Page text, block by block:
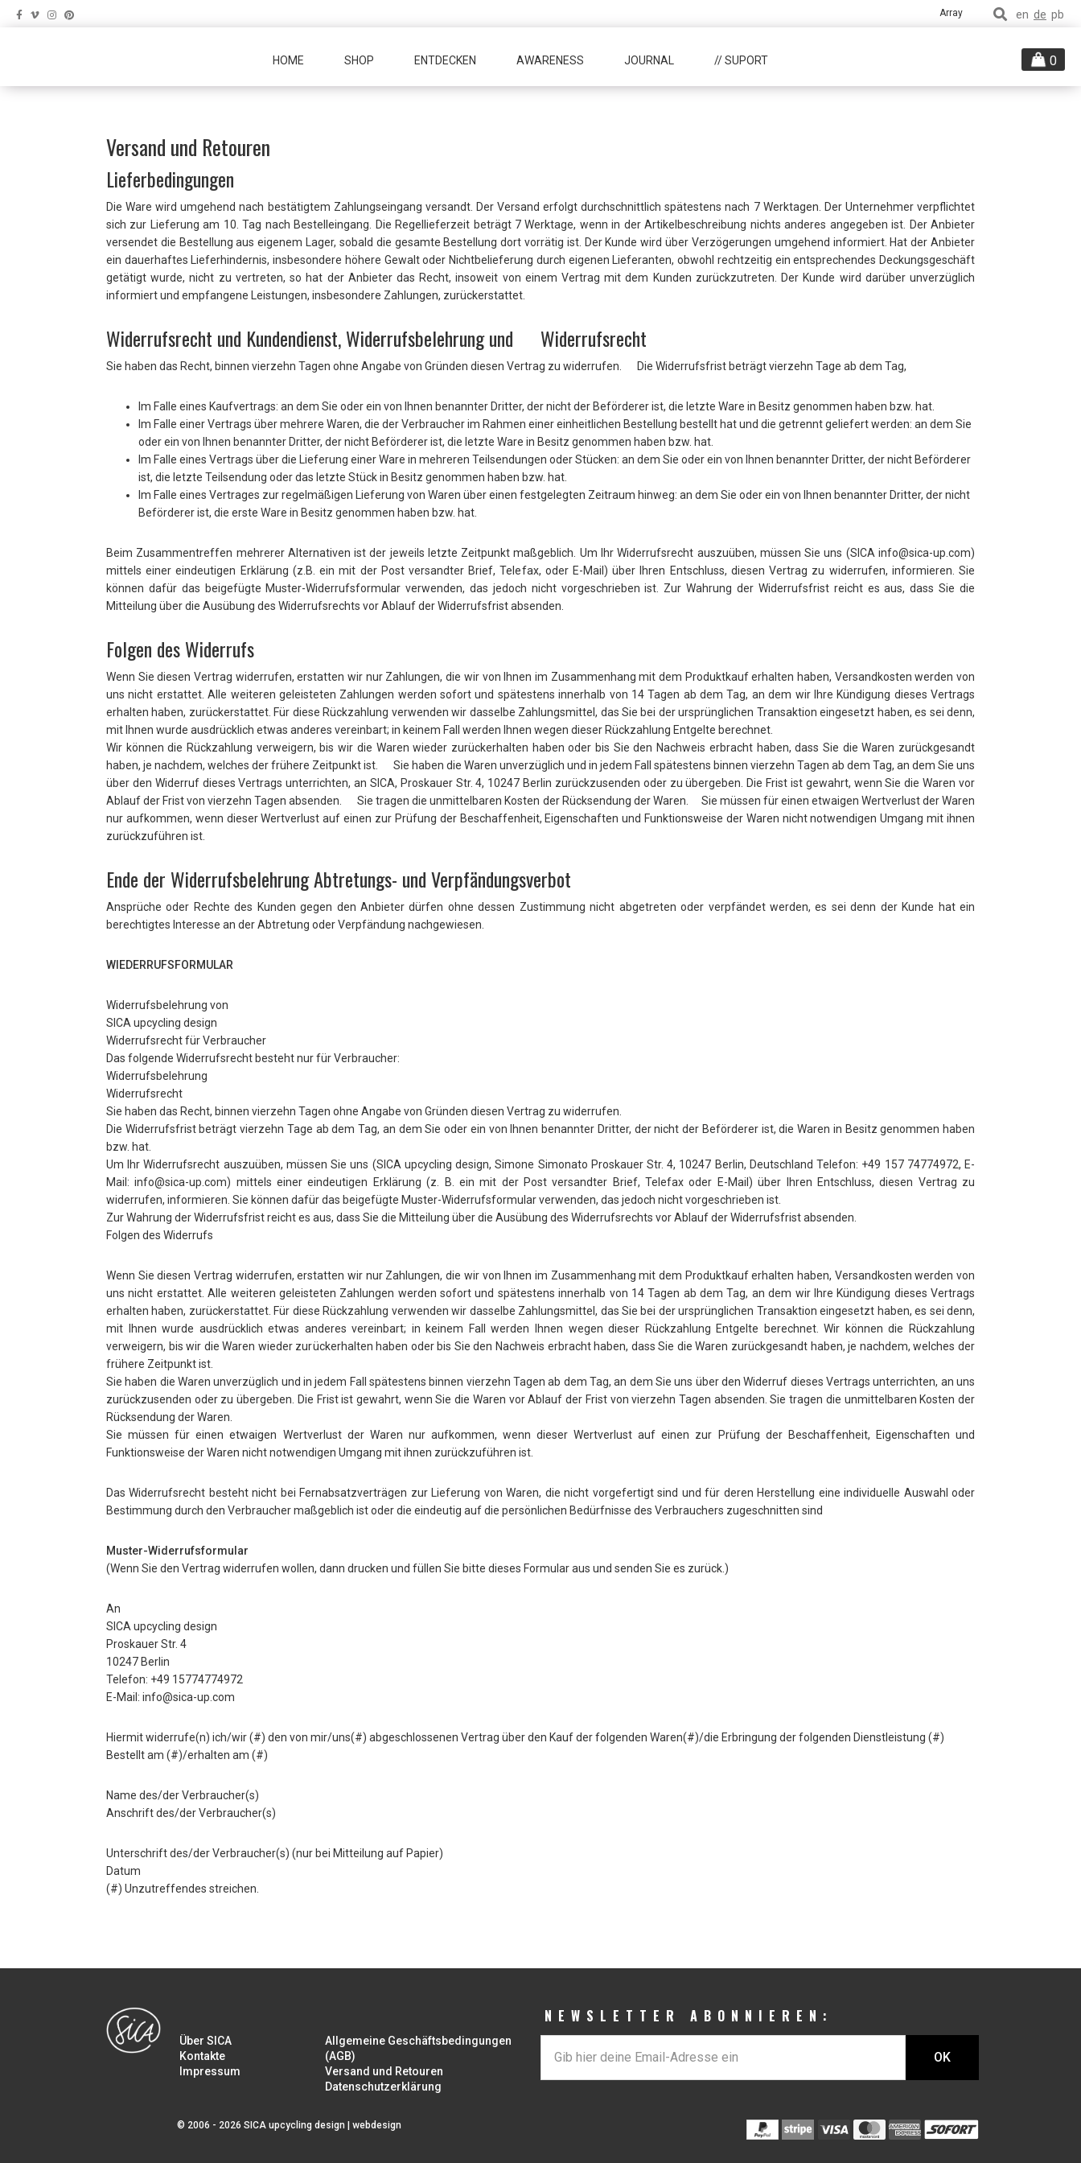
Skip
Skip
en de pb
Array
0
HOME SHOP ENTDECKEN AWARENESS JOURNAL // SUPORT
Versand und Retouren
Lieferbedingungen
Die Ware wird umgehend nach bestätigtem Zahlungseingang versandt. Der Versand erfolgt durchschnittlich spätestens nach 7 Werktagen. Der Unternehmer verpflichtet
sich zur Lieferung am 10. Tag nach Bestelleingang. Die Regellieferzeit beträgt 7 Werktage, wenn in der Artikelbeschreibung nichts anderes angegeben ist. Der Anbieter
versendet die Bestellung aus eigenem Lager, sobald die gesamte Bestellung dort vorrätig ist. Der Kunde wird über Verzögerungen umgehend informiert. Hat der Anbieter
ein dauerhaftes Lieferhindernis, insbesondere höhere Gewalt oder Nichtbelieferung durch eigenen Lieferanten, obwohl rechtzeitig ein entsprechendes Deckungsgeschäft
getätigt wurde, nicht zu vertreten, so hat der Anbieter das Recht, insoweit von einem Vertrag mit dem Kunden zurückzutreten. Der Kunde wird darüber unverzüglich
informiert und empfangene Leistungen, insbesondere Zahlungen, zurückerstattet.
Widerrufsrecht und Kundendienst, Widerrufsbelehrung und Widerrufsrecht
Sie haben das Recht, binnen vierzehn Tagen ohne Angabe von Gründen diesen Vertrag zu widerrufen. Die Widerrufsfrist beträgt vierzehn Tage ab dem Tag,
Im Falle eines Kaufvertrags: an dem Sie oder ein von Ihnen benannter Dritter, der nicht der Beförderer ist, die letzte Ware in Besitz genommen haben bzw. hat.
Im Falle einer Vertrags über mehrere Waren, die der Verbraucher im Rahmen einer einheitlichen Bestellung bestellt hat und die getrennt geliefert werden: an dem Sie
oder ein von Ihnen benannter Dritter, der nicht Beförderer ist, die letzte Ware in Besitz genommen haben bzw. hat.
Im Falle eines Vertrags über die Lieferung einer Ware in mehreren Teilsendungen oder Stücken: an dem Sie oder ein von Ihnen benannter Dritter, der nicht Beförderer
ist, die letzte Teilsendung oder das letzte Stück in Besitz genommen haben bzw. hat.
Im Falle eines Vertrages zur regelmäßigen Lieferung von Waren über einen festgelegten Zeitraum hinweg: an dem Sie oder ein von Ihnen benannter Dritter, der nicht
Beförderer ist, die erste Ware in Besitz genommen haben bzw. hat.
Beim Zusammentreffen mehrerer Alternativen ist der jeweils letzte Zeitpunkt maßgeblich. Um Ihr Widerrufsrecht auszuüben, müssen Sie uns (SICA info@sica-up.com)
mittels einer eindeutigen Erklärung (z.B. ein mit der Post versandter Brief, Telefax, oder E-Mail) über Ihren Entschluss, diesen Vertrag zu widerrufen, informieren. Sie
können dafür das beigefügte Muster-Widerrufsformular verwenden, das jedoch nicht vorgeschrieben ist. Zur Wahrung der Widerrufsfrist reicht es aus, dass Sie die
Mitteilung über die Ausübung des Widerrufsrechts vor Ablauf der Widerrufsfrist absenden.
Folgen des Widerrufs
Wenn Sie diesen Vertrag widerrufen, erstatten wir nur Zahlungen, die wir von Ihnen im Zusammenhang mit dem Produktkauf erhalten haben, Versandkosten werden von
uns nicht erstattet. Alle weiteren geleisteten Zahlungen werden sofort und spätestens innerhalb von 14 Tagen ab dem Tag, an dem wir Ihre Kündigung dieses Vertrags
erhalten haben, zurückerstattet. Für diese Rückzahlung verwenden wir dasselbe Zahlungsmittel, das Sie bei der ursprünglichen Transaktion eingesetzt haben, es sei denn,
mit Ihnen wurde ausdrücklich etwas anderes vereinbart; in keinem Fall werden Ihnen wegen dieser Rückzahlung Entgelte berechnet.
Wir können die Rückzahlung verweigern, bis wir die Waren wieder zurückerhalten haben oder bis Sie den Nachweis erbracht haben, dass Sie die Waren zurückgesandt
haben, je nachdem, welches der frühere Zeitpunkt ist. Sie haben die Waren unverzüglich und in jedem Fall spätestens binnen vierzehn Tagen ab dem Tag, an dem Sie uns
über den Widerruf dieses Vertrags unterrichten, an SICA, Proskauer Str. 4, 10247 Berlin zurückzusenden oder zu übergeben. Die Frist ist gewahrt, wenn Sie die Waren vor
Ablauf der Frist von vierzehn Tagen absenden. Sie tragen die unmittelbaren Kosten der Rücksendung der Waren. Sie müssen für einen etwaigen Wertverlust der Waren
nur aufkommen, wenn dieser Wertverlust auf einen zur Prüfung der Beschaffenheit, Eigenschaften und Funktionsweise der Waren nicht notwendigen Umgang mit ihnen
zurückzuführen ist.
Ende der Widerrufsbelehrung Abtretungs- und Verpfändungsverbot
Ansprüche oder Rechte des Kunden gegen den Anbieter dürfen ohne dessen Zustimmung nicht abgetreten oder verpfändet werden, es sei denn der Kunde hat ein
berechtigtes Interesse an der Abtretung oder Verpfändung nachgewiesen.
WIEDERRUFSFORMULAR
Widerrufsbelehrung von
SICA upcycling design
Widerrufsrecht für Verbraucher
Das folgende Widerrufsrecht besteht nur für Verbraucher:
Widerrufsbelehrung
Widerrufsrecht
Sie haben das Recht, binnen vierzehn Tagen ohne Angabe von Gründen diesen Vertrag zu widerrufen.
Die Widerrufsfrist beträgt vierzehn Tage ab dem Tag, an dem Sie oder ein von Ihnen benannter Dritter, der nicht der Beförderer ist, die Waren in Besitz genommen haben
bzw. hat.
Um Ihr Widerrufsrecht auszuüben, müssen Sie uns (SICA upcycling design, Simone Simonato Proskauer Str. 4, 10247 Berlin, Deutschland Telefon: +49 157 74774972, E-
Mail: info@sica-up.com) mittels einer eindeutigen Erklärung (z. B. ein mit der Post versandter Brief, Telefax oder E-Mail) über Ihren Entschluss, diesen Vertrag zu
widerrufen, informieren. Sie können dafür das beigefügte Muster-Widerrufsformular verwenden, das jedoch nicht vorgeschrieben ist.
Zur Wahrung der Widerrufsfrist reicht es aus, dass Sie die Mitteilung über die Ausübung des Widerrufsrechts vor Ablauf der Widerrufsfrist absenden.
Folgen des Widerrufs
Wenn Sie diesen Vertrag widerrufen, erstatten wir nur Zahlungen, die wir von Ihnen im Zusammenhang mit dem Produktkauf erhalten haben, Versandkosten werden von
uns nicht erstattet. Alle weiteren geleisteten Zahlungen werden sofort und spätestens innerhalb von 14 Tagen ab dem Tag, an dem wir Ihre Kündigung dieses Vertrags
erhalten haben, zurückerstattet. Für diese Rückzahlung verwenden wir dasselbe Zahlungsmittel, das Sie bei der ursprünglichen Transaktion eingesetzt haben, es sei denn,
mit Ihnen wurde ausdrücklich etwas anderes vereinbart; in keinem Fall werden Ihnen wegen dieser Rückzahlung Entgelte berechnet. Wir können die Rückzahlung
verweigern, bis wir die Waren wieder zurückerhalten haben oder bis Sie den Nachweis erbracht haben, dass Sie die Waren zurückgesandt haben, je nachdem, welches der
frühere Zeitpunkt ist.
Sie haben die Waren unverzüglich und in jedem Fall spätestens binnen vierzehn Tagen ab dem Tag, an dem Sie uns über den Widerruf dieses Vertrags unterrichten, an uns
zurückzusenden oder zu übergeben. Die Frist ist gewahrt, wenn Sie die Waren vor Ablauf der Frist von vierzehn Tagen absenden. Sie tragen die unmittelbaren Kosten der
Rücksendung der Waren.
Sie müssen für einen etwaigen Wertverlust der Waren nur aufkommen, wenn dieser Wertverlust auf einen zur Prüfung der Beschaffenheit, Eigenschaften und
Funktionsweise der Waren nicht notwendigen Umgang mit ihnen zurückzuführen ist.
Das Widerrufsrecht besteht nicht bei Fernabsatzverträgen zur Lieferung von Waren, die nicht vorgefertigt sind und für deren Herstellung eine individuelle Auswahl oder
Bestimmung durch den Verbraucher maßgeblich ist oder die eindeutig auf die persönlichen Bedürfnisse des Verbrauchers zugeschnitten sind
Muster-Widerrufsformular
(Wenn Sie den Vertrag widerrufen wollen, dann drucken und füllen Sie bitte dieses Formular aus und senden Sie es zurück.)
An
SICA upcycling design
Proskauer Str. 4
10247 Berlin
Telefon: +49 15774774972
E-Mail: info@sica-up.com
Hiermit widerrufe(n) ich/wir (#) den von mir/uns(#) abgeschlossenen Vertrag über den Kauf der folgenden Waren(#)/die Erbringung der folgenden Dienstleistung (#)
Bestellt am (#)/erhalten am (#)
Name des/der Verbraucher(s)
Anschrift des/der Verbraucher(s)
Unterschrift des/der Verbraucher(s) (nur bei Mitteilung auf Papier)
Datum
(#) Unzutreffendes streichen.
Über SICA
Kontakte
Impressum
Allgemeine Geschäftsbedingungen
(AGB)
Versand und Retouren
Datenschutzerklärung
NEWSLETTER ABONNIEREN:
© 2006 - 2026 SICA upcycling design | webdesign